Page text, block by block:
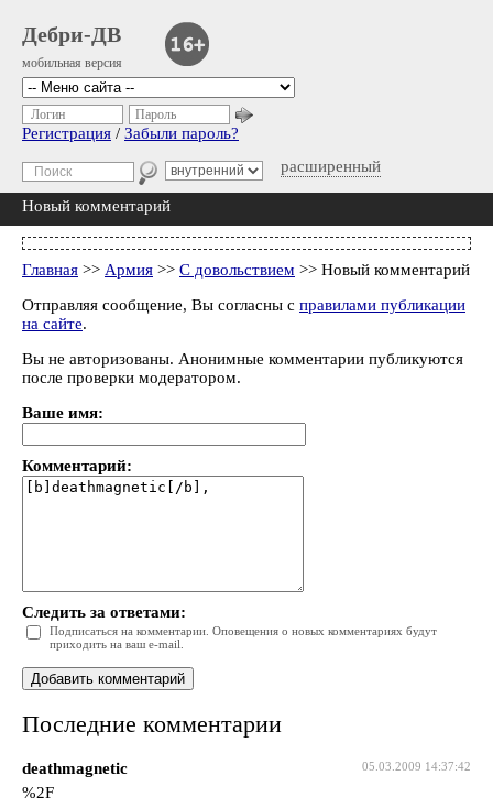
Дебри-ДВ
мобильная версия
расширенный
Логин Пароль
Регистрация / Забыли пароль?
Новый комментарий
Главная >> Армия >> С довольствием >> Новый комментарий
Отправляя сообщение, Вы согласны с правилами публикации
на сайте.
Вы не авторизованы. Анонимные комментарии публикуются
после проверки модератором.
Ваше имя:
Комментарий:
Следить за ответами:
Подписаться на комментарии. Оповещения о новых комментариях будут
приходить на ваш e-mail.
Последние комментарии
05.03.2009 14:37:42
deathmagnetic
%2F